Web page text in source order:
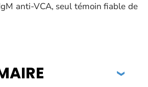
anti-VCA, seul témoin fiable de